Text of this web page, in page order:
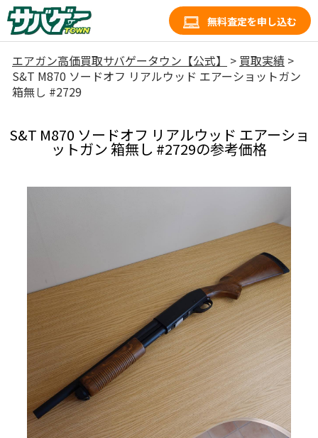
無料査定を申し込む
エアガン高価買取サバゲータウン【公式】 > 買取実績 >
S&T M870 ソードオフ リアルウッド エアーショットガン
箱無し #2729
S&T M870 ソードオフ リアルウッド エアーショ
ットガン 箱無し #2729の参考価格